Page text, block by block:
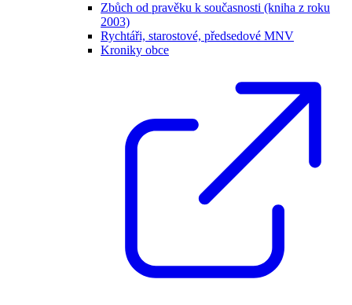
Zbůch od pravěku k současnosti (kniha z roku
2003)
Rychtáři, starostové, předsedové MNV
Kroniky obce